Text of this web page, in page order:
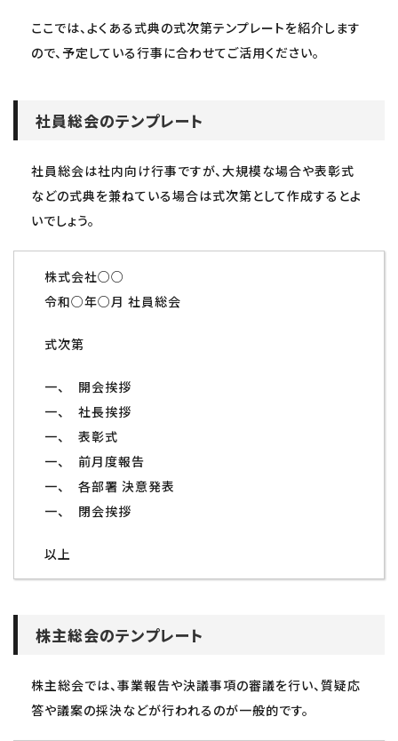
ここでは、よくある式典の式次第テンプレートを紹介します
ので、予定している行事に合わせてご活用ください。
社員総会のテンプレート
社員総会は社内向け行事ですが、大規模な場合や表彰式
などの式典を兼ねている場合は式次第として作成するとよ
いでしょう。
株式会社○○
令和○年○月 社員総会
式次第
一、 開会挨拶
一、 社長挨拶
一、 表彰式
一、 前月度報告
一、 各部署 決意発表
一、 閉会挨拶
以上
株主総会のテンプレート
株主総会では、事業報告や決議事項の審議を行い、質疑応
答や議案の採決などが行われるのが一般的です。